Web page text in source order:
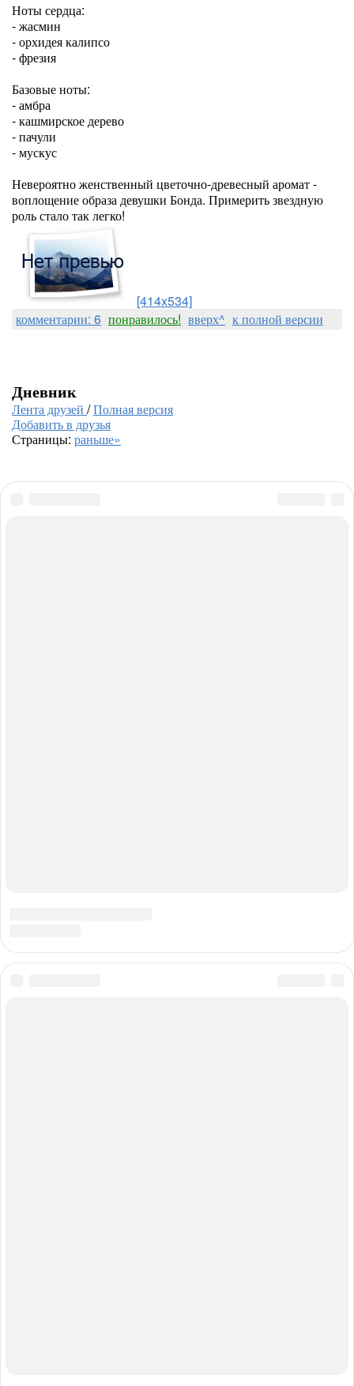
Ноты сердца:
- жасмин
- орхидея калипсо
- фрезия
Базовые ноты:
- амбра
- кашмирское дерево
- пачули
- мускус
Невероятно женственный цветочно-древесный аромат -
воплощение образа девушки Бонда. Примерить звездную
роль стало так легко!
[414x534]
комментарии: 6 понравилось! вверх^ к полной версии
Дневник
Лента друзей /Полная версия
Добавить в друзья
Страницы: раньше»